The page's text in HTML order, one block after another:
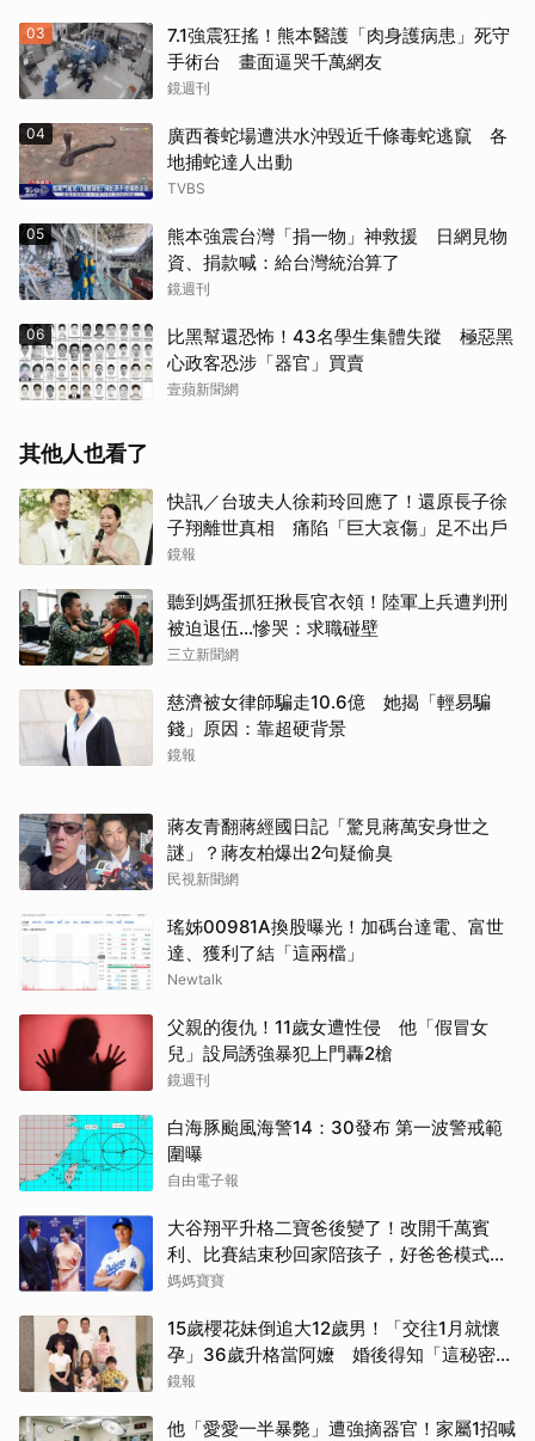
03
7.1強震狂搖！熊本醫護「肉身護病患」死守
手術台 畫面逼哭千萬網友
鏡週刊
04
廣西養蛇場遭洪水沖毀近千條毒蛇逃竄 各
地捕蛇達人出動
TVBS
05
熊本強震台灣「捐一物」神救援 日網見物
資、捐款喊：給台灣統治算了
鏡週刊
06
比黑幫還恐怖！43名學生集體失蹤 極惡黑
心政客恐涉「器官」買賣
壹蘋新聞網
其他人也看了
快訊／台玻夫人徐莉玲回應了！還原長子徐
子翔離世真相 痛陷「巨大哀傷」足不出戶
鏡報
聽到媽蛋抓狂揪長官衣領！陸軍上兵遭判刑
被迫退伍…慘哭：求職碰壁
三立新聞網
慈濟被女律師騙走10.6億 她揭「輕易騙
錢」原因：靠超硬背景
鏡報
蔣友青翻蔣經國日記「驚見蔣萬安身世之
謎」？蔣友柏爆出2句疑偷臭
民視新聞網
瑤姊00981A換股曝光！加碼台達電、富世
達、獲利了結「這兩檔」
Newtalk
父親的復仇！11歲女遭性侵 他「假冒女
兒」設局誘強暴犯上門轟2槍
鏡週刊
白海豚颱風海警14：30發布 第一波警戒範
圍曝
自由電子報
大谷翔平升格二寶爸後變了！改開千萬賓
利、比賽結束秒回家陪孩子，好爸爸模式全
開
媽媽寶寶
15歲櫻花妹倒追大12歲男！「交往1月就懷
孕」36歲升格當阿嬤 婚後得知「這秘密」
傻眼了
鏡報
他「愛愛一半暴斃」遭強摘器官！家屬1招喊